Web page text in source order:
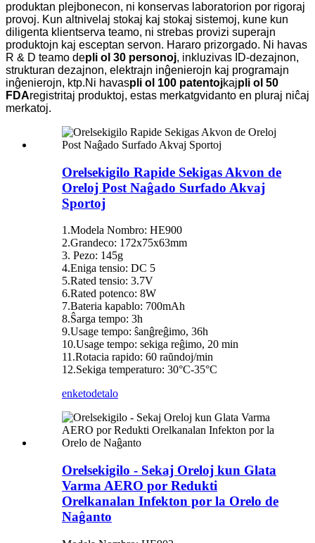
produktan plejbonecon, ni konservas laboratorion por rigoraj
provoj. Kun altnivelaj stokaj kaj stokaj sistemoj, kune kun
diligenta klientserva teamo, ni strebas provizi superajn
produktojn kaj esceptan servon. Hararo prizorgado. Ni havas
R & D teamo depli ol 30 personoj, inkluzivas ID-dezajnon,
strukturan dezajnon, elektrajn inĝenierojn kaj programajn
inĝenierojn, ktp.Ni havaspli ol 100 patentojkajpli ol 50
FDAregistritaj produktoj, estas merkatgvidanto en pluraj niĉaj
merkatoj.
Orelsekigilo Rapide Sekigas Akvon de
Oreloj Post Naĝado Surfado Akvaj
Sportoj
1.Modela Nombro: HE900
2.Grandeco: 172x75x63mm
3. Pezo: 145g
4.Eniga tensio: DC 5
5.Rated tensio: 3.7V
6.Rated potenco: 8W
7.Bateria kapablo: 700mAh
8.Ŝarga tempo: 3h
9.Usage tempo: ŝanĝreĝimo, 36h
10.Usage tempo: sekiga reĝimo, 20 min
11.Rotacia rapido: 60 raŭndoj/min
12.Sekiga temperaturo: 30°C-35°C
enketodetalo
Orelsekigilo - Sekaj Oreloj kun Glata
Varma AERO por Redukti
Orelkanalan Infekton por la Orelo de
Naĝanto